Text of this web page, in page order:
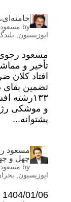
by
اپوزیسیون
تأخیر و
افتاد کلان
تضمین بقای
۱۳۳رشته
پشتوانه...
چهل و
by
اپوزیسیون